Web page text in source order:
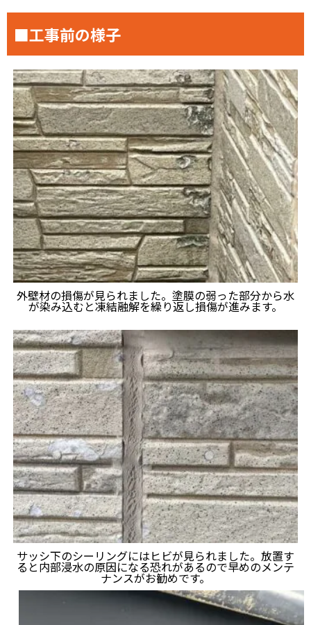
■工事前の様子
外壁材の損傷が見られました。塗膜の弱った部分から水
が染み込むと凍結融解を繰り返し損傷が進みます。
サッシ下のシーリングにはヒビが見られました。放置す
ると内部浸水の原因になる恐れがあるので早めのメンテ
ナンスがお勧めです。